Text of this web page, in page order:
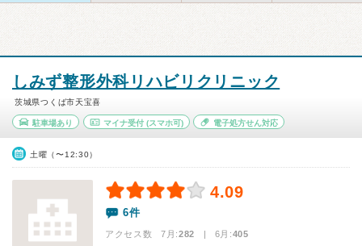
しみず整形外科リハビリクリニック
茨城県つくば市天宝喜
駐車場あり マイナ受付(スマホ可) 電子処方せん対応
土曜（〜12:30）
4.09
6件
アクセス数 7月:282 | 6月:405